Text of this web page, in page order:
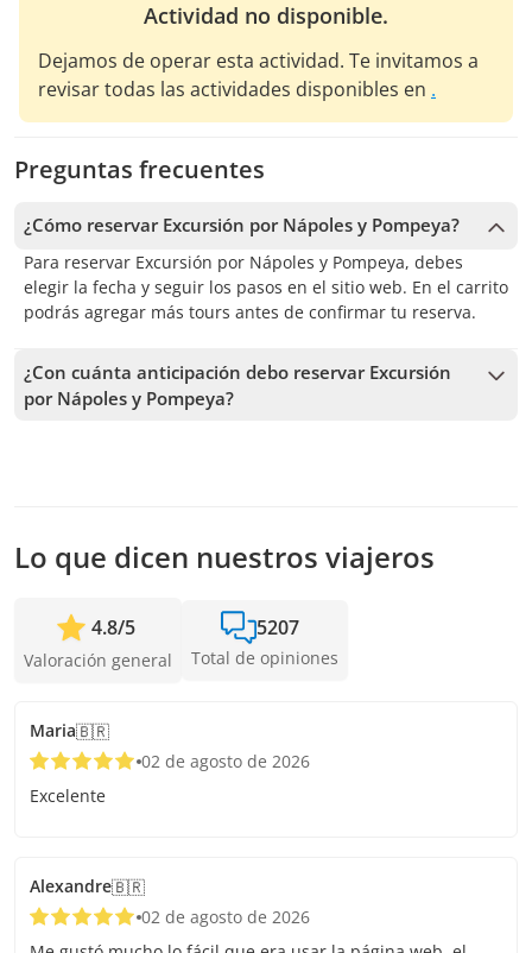
Actividad no disponible.
Dejamos de operar esta actividad. Te invitamos a
revisar todas las actividades disponibles en .
Preguntas frecuentes
¿Cómo reservar Excursión por Nápoles y Pompeya?
Para reservar Excursión por Nápoles y Pompeya, debes
elegir la fecha y seguir los pasos en el sitio web. En el carrito
podrás agregar más tours antes de confirmar tu reserva.
¿Con cuánta anticipación debo reservar Excursión
por Nápoles y Pompeya?
Lo que dicen nuestros viajeros
4.8/5
Valoración general
5207
Total de opiniones
Maria🇧🇷
02 de agosto de 2026
Excelente
Alexandre🇧🇷
02 de agosto de 2026